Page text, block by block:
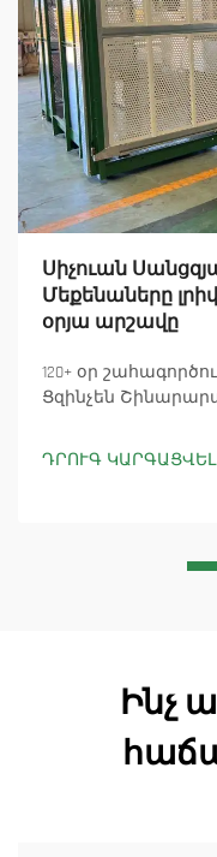
Սիչուան
Մեքենաները
օրյա արշավը
120+ օր
Ցզինչեն
ապահովելով 18
ԴՐՈՒԳ ԿԱՐԳԱՑՎԵԼ
Ինչ